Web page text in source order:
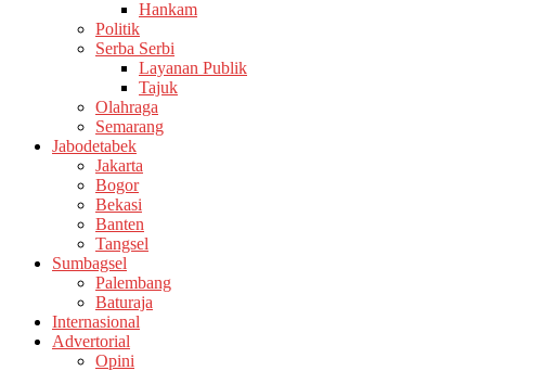
Hankam
Politik
Serba Serbi
Layanan Publik
Tajuk
Olahraga
Semarang
Jabodetabek
Jakarta
Bogor
Bekasi
Banten
Tangsel
Sumbagsel
Palembang
Baturaja
Internasional
Advertorial
Opini